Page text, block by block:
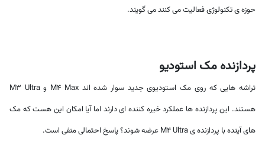
حوزه ی تکنولوژی فعالیت می کنند می گویند.
پردازنده مک استودیو
تراشه هایی که روی مک استودیوی جدید سوار شده اند M4 Max و M3 Ultra
هستند. این پردازنده ها عملکرد خیره کننده ای دارند اما آیا امکان این هست که مک
های آینده با پردازنده ی M4 Ultra عرضه شوند؟ پاسخ احتمالی منفی است.